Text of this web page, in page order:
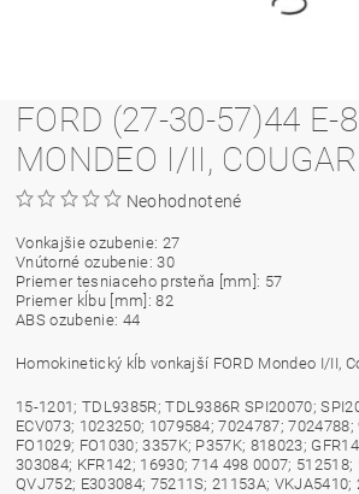
FORD (27-30-57)44 E-
MONDEO I/II,
Neohodnotené
Vonkajšie ozubenie: 27
Vnútorné ozubenie: 30
Priemer tesniaceho prsteňa [mm]: 57
Priemer kĺbu [mm]: 82
ABS ozubenie: 44
Homokinetický kĺb vonkajší FORD Mondeo I/II,
15-1201; TDL9385R; TDL9386R SPI20070;
ECV073; 1023250; 1079584; 7024787; 7024788;
FO1029; FO1030; 3357K; P357K; 818023;
303084; KFR142; 16930; 714 498 0007; 512518;
QVJ752; E303084; 75211S; 21153A; VKJA5410;